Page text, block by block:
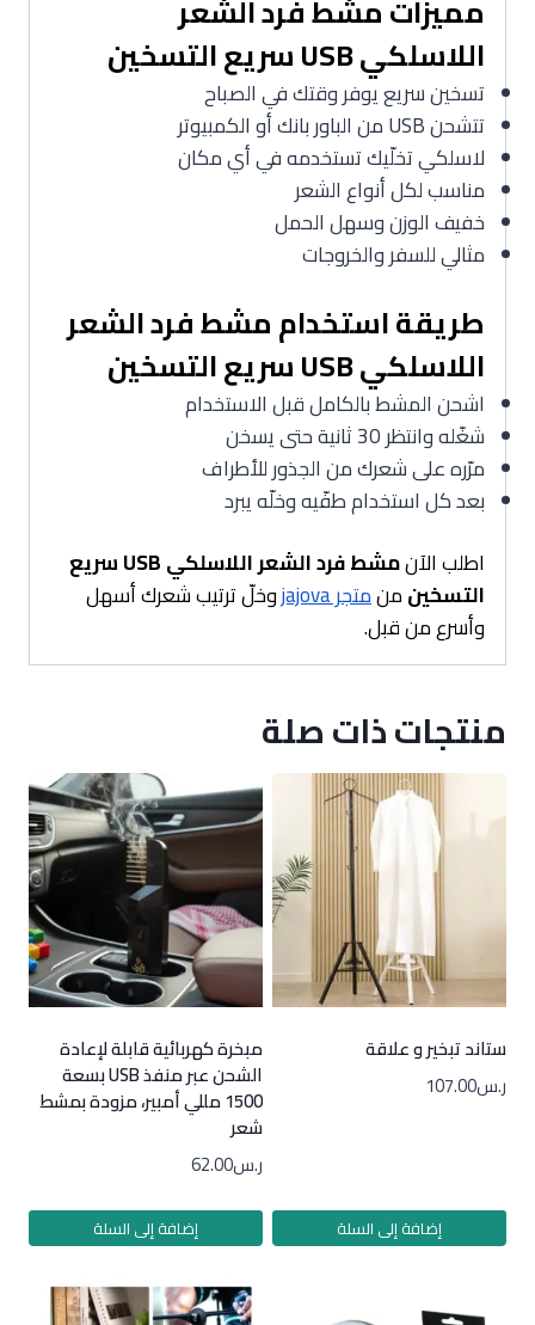
مميزات مشط فرد الشعر
اللاسلكي USB سريع التسخين
تسخين سريع يوفر وقتك في الصباح
تتشحن USB من الباور بانك أو الكمبيوتر
لاسلكي تخلّيك تستخدمه في أي مكان
مناسب لكل أنواع الشعر
خفيف الوزن وسهل الحمل
مثالي للسفر والخروجات
طريقة استخدام مشط فرد الشعر
اللاسلكي USB سريع التسخين
اشحن المشط بالكامل قبل الاستخدام
شغّله وانتظر 30 ثانية حتى يسخن
مرّره على شعرك من الجذور للأطراف
بعد كل استخدام طفّيه وخلّه يبرد
اطلب الآن
مشط فرد الشعر اللاسلكي USB سريع
التسخينمنمتجر jajova
وخلّ ترتيب شعرك أسهل
وأسرع من قبل.
منتجات ذات صلة
ستاند تبخير و علاقة
ر.س107.00
إضافة إلى السلة
مبخرة كهربائية قابلة لإعادة
الشحن عبر منفذ USB بسعة
1500 مللي أمبير، مزودة بمشط
شعر
ر.س62.00
إضافة إلى السلة